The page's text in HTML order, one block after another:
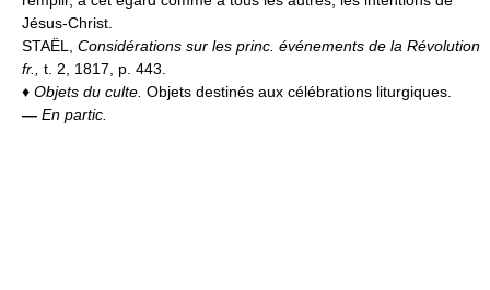
Jésus-Christ.
STAËL, Considérations sur les princ. événements de la Révolution
fr., t. 2, 1817, p. 443.
♦ Objets du culte. Objets destinés aux célébrations liturgiques.
— En partic.